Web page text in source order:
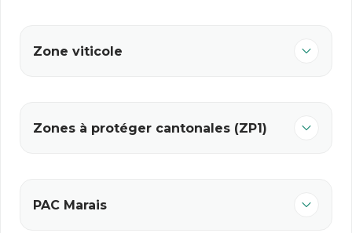
Zone viticole
Zones à protéger cantonales (ZP1)
PAC Marais